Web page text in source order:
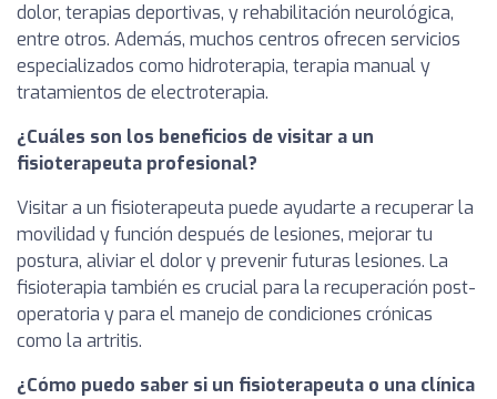
dolor, terapias deportivas, y rehabilitación neurológica,
entre otros. Además, muchos centros ofrecen servicios
especializados como hidroterapia, terapia manual y
tratamientos de electroterapia.
¿Cuáles son los beneficios de visitar a un
fisioterapeuta profesional?
Visitar a un fisioterapeuta puede ayudarte a recuperar la
movilidad y función después de lesiones, mejorar tu
postura, aliviar el dolor y prevenir futuras lesiones. La
fisioterapia también es crucial para la recuperación post-
operatoria y para el manejo de condiciones crónicas
como la artritis.
¿Cómo puedo saber si un fisioterapeuta o una clínica